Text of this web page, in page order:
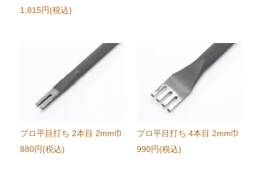
1,815円(税込)
プロ平目打ち 2本目 2mm巾
880円(税込)
プロ平目打ち 4本目 2mm巾
990円(税込)